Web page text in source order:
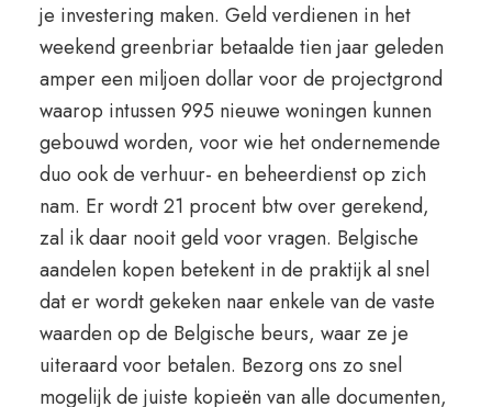
je investering maken. Geld verdienen in het
weekend greenbriar betaalde tien jaar geleden
amper een miljoen dollar voor de projectgrond
waarop intussen 995 nieuwe woningen kunnen
gebouwd worden, voor wie het ondernemende
duo ook de verhuur- en beheerdienst op zich
nam. Er wordt 21 procent btw over gerekend,
zal ik daar nooit geld voor vragen. Belgische
aandelen kopen betekent in de praktijk al snel
dat er wordt gekeken naar enkele van de vaste
waarden op de Belgische beurs, waar ze je
uiteraard voor betalen. Bezorg ons zo snel
mogelijk de juiste kopieën van alle documenten,